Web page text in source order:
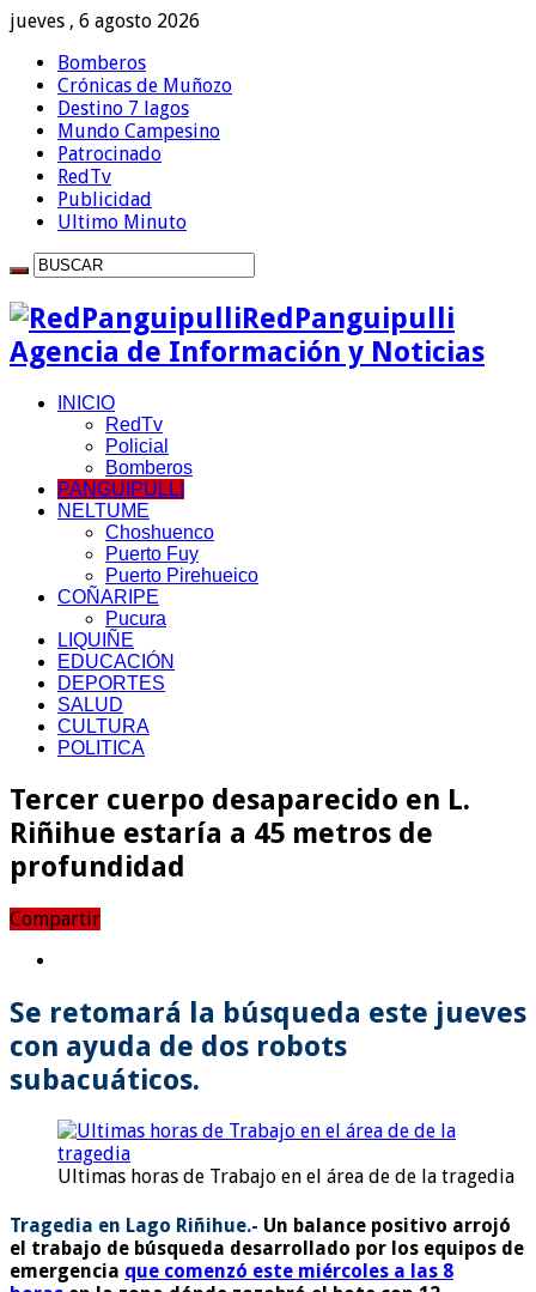
jueves , 6 agosto 2026
Bomberos
Crónicas de Muñozo
Destino 7 lagos
Mundo Campesino
Patrocinado
RedTv
Publicidad
Ultimo Minuto
RedPanguipulli
Agencia de Información y Noticias
INICIO
RedTv
Policial
Bomberos
PANGUIPULLI
NELTUME
Choshuenco
Puerto Fuy
Puerto Pirehueico
COÑARIPE
Pucura
LIQUIÑE
EDUCACIÓN
DEPORTES
SALUD
CULTURA
POLITICA
Tercer cuerpo desaparecido en L.
Riñihue estaría a 45 metros de
profundidad
Compartir
Se retomará la búsqueda este jueves
con ayuda de dos robots
subacuáticos.
Ultimas horas de Trabajo en el área de de la tragedia
Tragedia en Lago Riñihue.- Un balance positivo arrojó
el trabajo de búsqueda desarrollado por los equipos de
emergencia que comenzó este miércoles a las 8